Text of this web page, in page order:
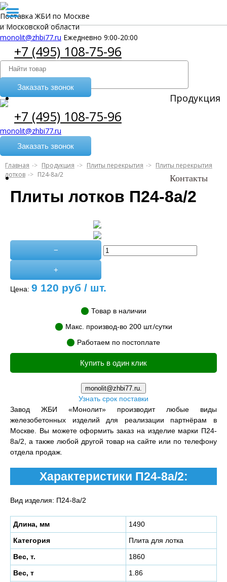
Продукция
Контакты
Поставка ЖБИ по Москве
и Московской области
monolit@zhbi77.ru Ежедневно 9:00-20:00
+7 (495) 108-75-96
Заказать звонок
+7 (495) 108-75-96
monolit@zhbi77.ru
Заказать звонок
Главная Продукция Плиты перекрытия
Плиты перекрытия
лотков
П24-8а/2
Плиты лотков П24-8а/2
−
+
Цена: 9 120 руб / шт.
Товар в наличии
Макс. производ-во 200 шт./сутки
Работаем по постоплате
Купить в один клик
monolit@zhbi77.ru.
Узнать срок поставки
Завод ЖБИ «Монолит» производит любые виды
железобетонных изделий для реализации партнёрам в
Москве. Вы можете оформить заказ на изделие марки П24-
8а/2, а также любой другой товар на сайте или по телефону
отдела продаж.
Характеристики П24-8а/2:
Вид изделия: П24-8а/2
Длина, мм
1490
Категория
Плита для лотка
Вес, т.
1860
Вес, т
1.86